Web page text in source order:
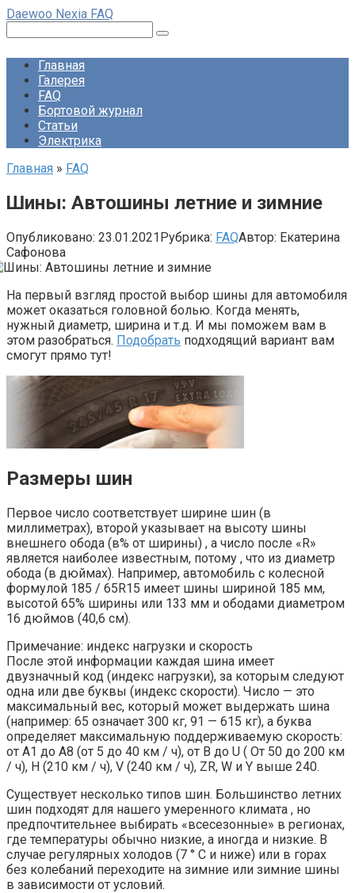
Перейти
контенту
Daewoo Nexia FAQ
Главная
Галерея
FAQ
Бортовой журнал
Статьи
Электрика
Главная » FAQ
Шины: Автошины летние и зимние
Опубликовано: 23.01.2021Рубрика: FAQАвтор: Екатерина
Сафонова
На первый взгляд простой выбор шины для автомобиля
может оказаться головной болью. Когда менять,
нужный диаметр, ширина и т.д. И мы поможем вам в
этом разобраться. Подобрать подходящий вариант вам
смогут прямо тут!
Размеры шин
Первое число соответствует ширине шин (в
миллиметрах), второй указывает на высоту шины
внешнего обода (в% от ширины) , а число после «R»
является наиболее известным, потому , что из диаметр
обода (в дюймах). Например, автомобиль с колесной
формулой 185 / 65R15 имеет шины шириной 185 мм,
высотой 65% ширины или 133 мм и ободами диаметром
16 дюймов (40,6 см).
Примечание: индекс нагрузки и скорость
После этой информации каждая шина имеет
двузначный код (индекс нагрузки), за которым следуют
одна или две буквы (индекс скорости). Число — это
максимальный вес, который может выдержать шина
(например: 65 означает 300 кг, 91 — 615 кг), а буква
определяет максимальную поддерживаемую скорость:
от A1 до A8 (от 5 до 40 км / ч), от B до U ( От 50 до 200 км
/ ч), H (210 км / ч), V (240 км / ч), ZR, W и Y выше 240.
Существует несколько типов шин. Большинство летних
шин подходят для нашего умеренного климата , но
предпочтительнее выбирать «всесезонные» в регионах,
где температуры обычно низкие, а иногда и низкие. В
случае регулярных холодов (7 ° C и ниже) или в горах
без колебаний переходите на зимние или зимние шины
в зависимости от условий.